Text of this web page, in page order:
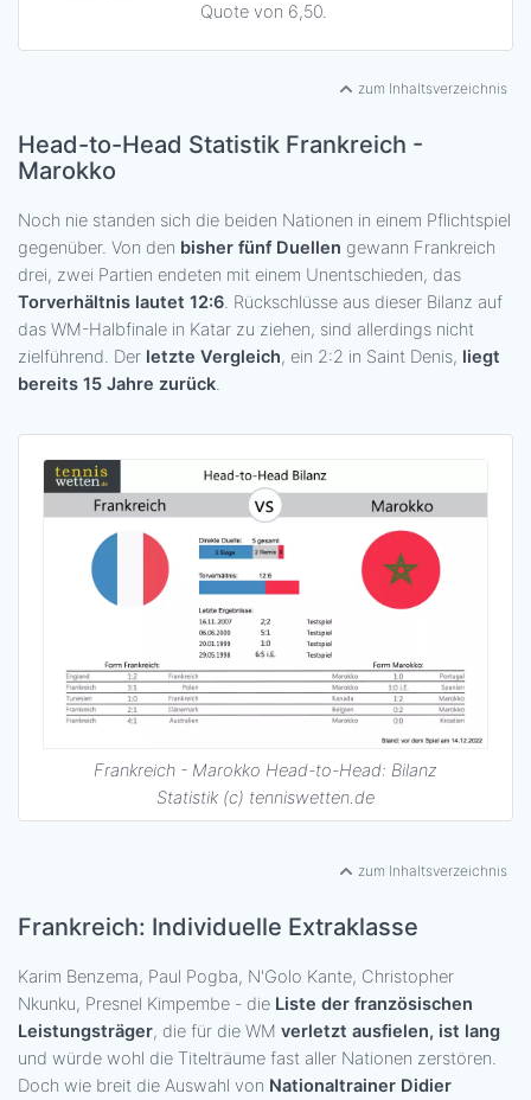
Quote von 6,50.
zum Inhaltsverzeichnis
Head-to-Head Statistik Frankreich -
Marokko
Noch nie standen sich die beiden Nationen in einem Pflichtspiel
gegenüber. Von den bisher fünf Duellen gewann Frankreich
drei, zwei Partien endeten mit einem Unentschieden, das
Torverhältnis lautet 12:6. Rückschlüsse aus dieser Bilanz auf
das WM-Halbfinale in Katar zu ziehen, sind allerdings nicht
zielführend. Der letzte Vergleich, ein 2:2 in Saint Denis, liegt
bereits 15 Jahre zurück.
Frankreich - Marokko Head-to-Head: Bilanz
Statistik (c) tenniswetten.de
zum Inhaltsverzeichnis
Frankreich: Individuelle Extraklasse
Karim Benzema, Paul Pogba, N'Golo Kante, Christopher
Nkunku, Presnel Kimpembe - die Liste der französischen
Leistungsträger, die für die WM verletzt ausfielen, ist lang
und würde wohl die Titelträume fast aller Nationen zerstören.
Doch wie breit die Auswahl von Nationaltrainer Didier